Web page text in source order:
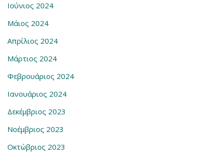
Ιούνιος 2024
Μάιος 2024
Απρίλιος 2024
Μάρτιος 2024
Φεβρουάριος 2024
Ιανουάριος 2024
Δεκέμβριος 2023
Νοέμβριος 2023
Οκτώβριος 2023